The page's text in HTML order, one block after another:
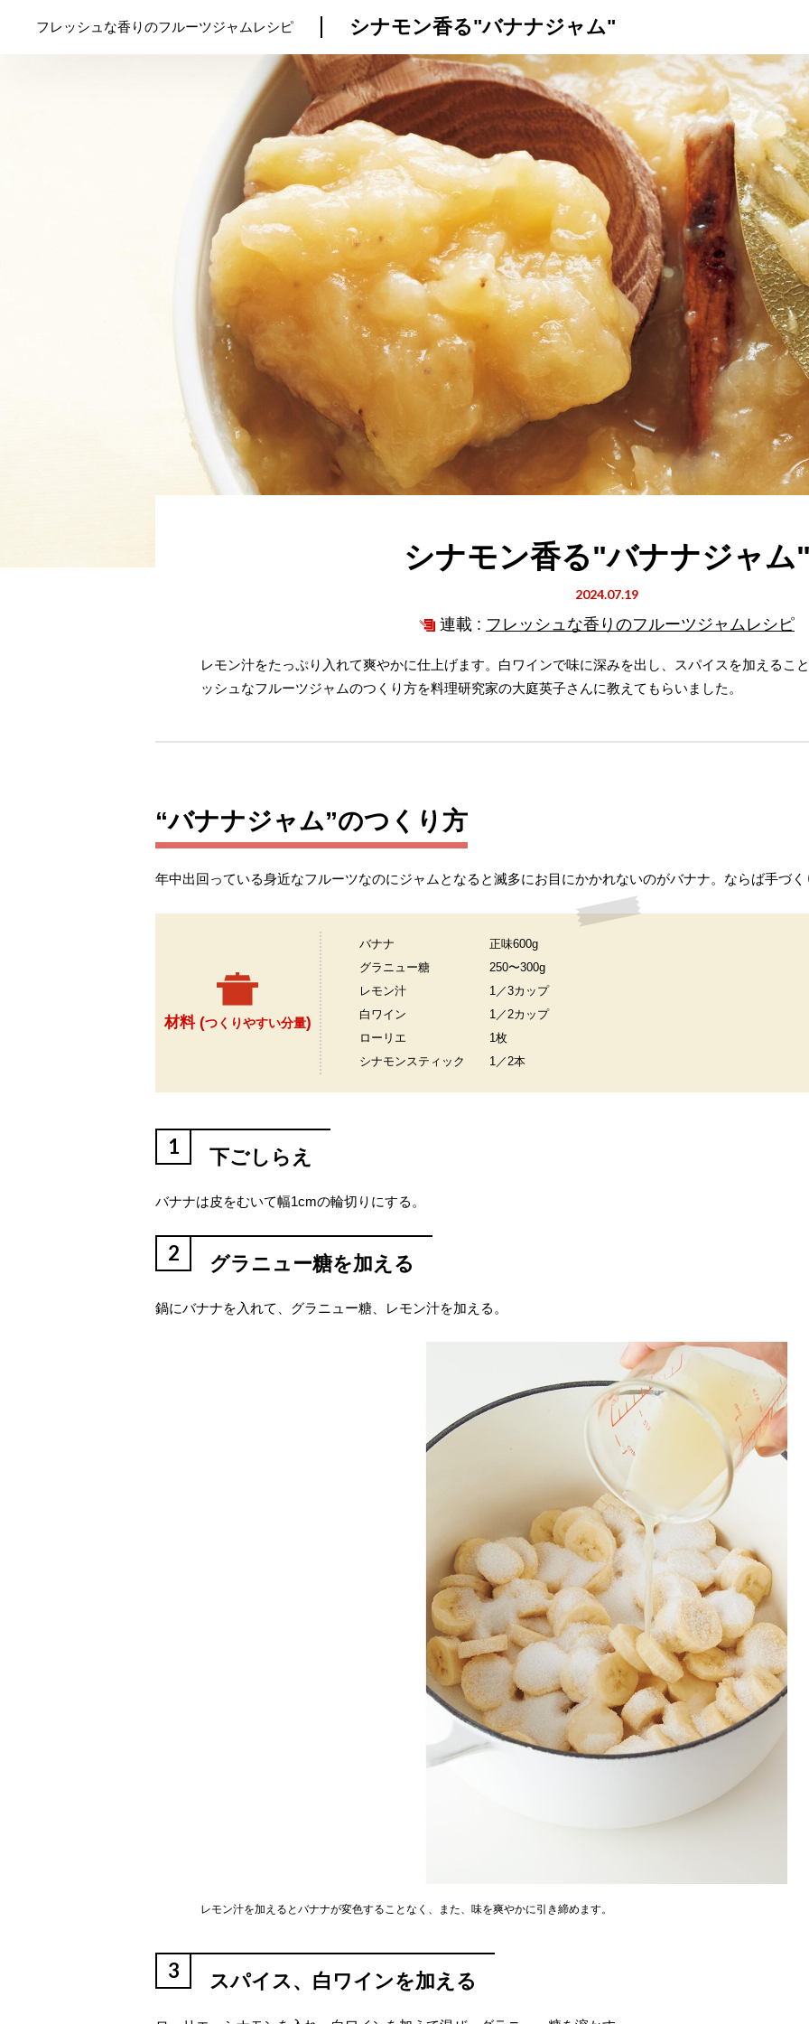
トップ プロが教えるレシピ
フレッシュな香りのフルーツジャムレシピ シナモン香る"バナナジャム"
シナモン香る"バナナジャム
2024.07.19
連載 : フレッシュな香りのフルーツジャムレシピ
レモン汁をたっぷり入れて爽やかに仕上げます。白ワインで味に深みを出し、スパイスを加えるこ
ッシュなフルーツジャムのつくり方を料理研究家の大庭英子さんに教えてもらいました。
“バナナジャム”のつくり方
年中出回っている身近なフルーツなのにジャムとなると滅多にお目にかかれないのがバナナ。ならば手づく
材料 (つくりやすい分量)
バナナ
正味600g
グラニュー糖
250〜300g
レモン汁
1／3カップ
白ワイン
1／2カップ
ローリエ
1枚
シナモンスティック
1／2本
1 下ごしらえ
バナナは皮をむいて幅1cmの輪切りにする。
2 グラニュー糖を加える
鍋にバナナを入れて、グラニュー糖、レモン汁を加える。
レモン汁を加えるとバナナが変色することなく、また、味を爽やかに引き締めます。
3 スパイス、白ワインを加える